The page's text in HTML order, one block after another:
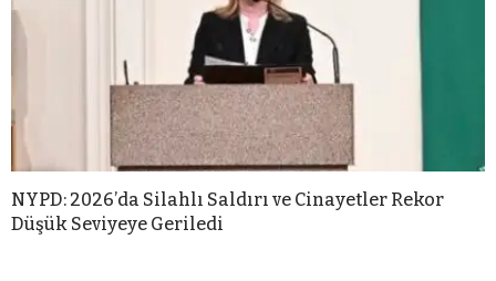
NYPD: 2026’da Silahlı Saldırı ve Cinayetler Rekor
Düşük Seviyeye Geriledi